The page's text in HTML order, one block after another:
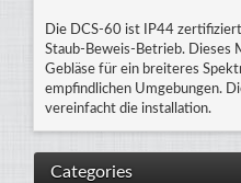
Die DCS-60 ist IP44
Staub-Beweis-Betrieb. Dieses
Gebläse für ein breiteres
empfindlichen Umgebungen.
vereinfacht die installation.
Categories